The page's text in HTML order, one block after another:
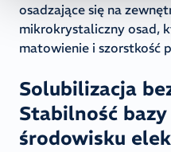
osadzające się na
mikrokrystaliczny osad,
matowienie i szorstkość
Solubilizacja
Stabilność
środowisku